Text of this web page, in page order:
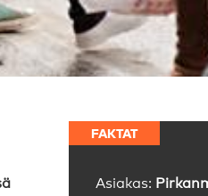
FAKTAT
Asiakas: